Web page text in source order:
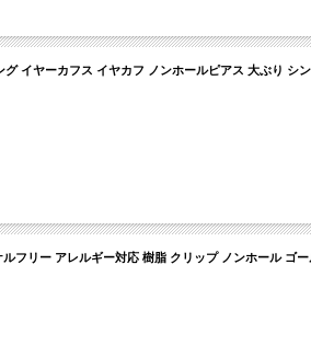
イヤーカフス イヤカフ ノンホールピアス 大ぶり
フリー アレルギー対応 樹脂 クリップ ノンホール